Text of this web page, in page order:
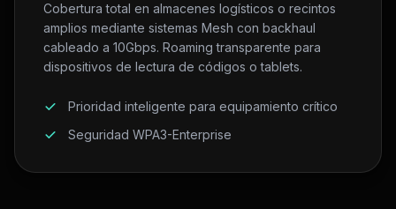
Cobertura total en almacenes logísticos o recintos
amplios mediante sistemas Mesh con backhaul
cableado a 10Gbps. Roaming transparente para
dispositivos de lectura de códigos o tablets.
Prioridad inteligente para equipamiento crítico
Seguridad WPA3-Enterprise